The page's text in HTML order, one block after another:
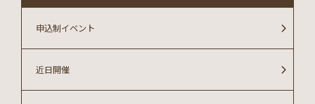
近日開催
申込制イベント